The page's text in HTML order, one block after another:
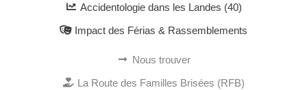
Accidentologie dans les Landes (40)
Impact des Férias & Rassemblements
Nous trouver
La Route des Familles Brisées (RFB)